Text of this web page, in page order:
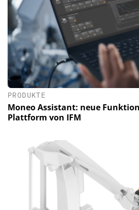
PRODUKTE
Moneo Assistant: neue
Plattform von IFM